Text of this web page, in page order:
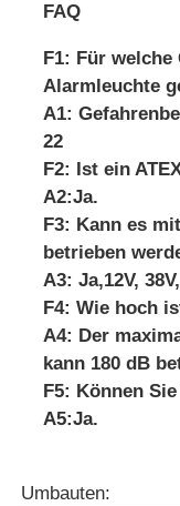
FAQ
F1: Für
Alarmleuchte
A1:
22
F2: Ist ein
A2:Ja.
F3: Kann es
betrieben
A3: Ja,12V,
F4: Wie hoch
A4: Der
kann 180 dB
F5: Können
A5:Ja.
Umbauten: